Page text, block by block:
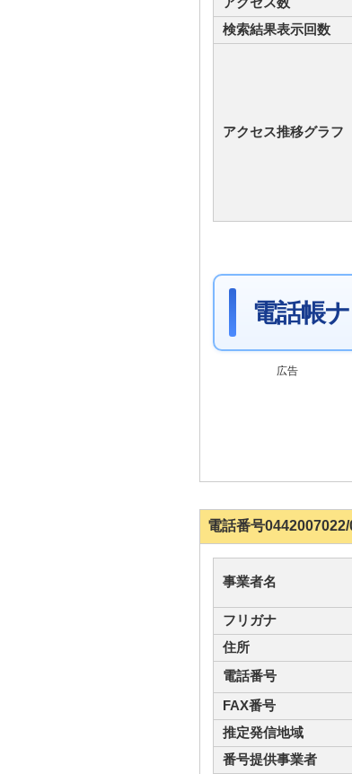
アクセス数
検索結果表示回数
アクセス推移グラフ
電話帳
広告
電話番号
事業者名
フリガナ
住所
電話番号
FAX番号
推定発信地域
番号提供事業者